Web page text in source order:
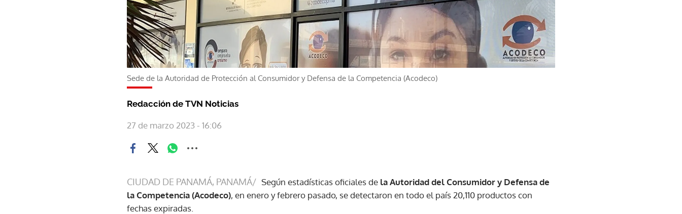
Sede de la Autoridad de Protección al Consumidor y Defensa de la Competencia (Acodeco)
Redacción de TVN Noticias
27 de marzo 2023 - 16:06
CIUDAD DE PANAMÁ, PANAMÁ/ Según estadísticas oficiales de la Autoridad del Consumidor y Defensa de
la Competencia (Acodeco), en enero y febrero pasado, se detectaron en todo el país 20,110 productos con
fechas expiradas.